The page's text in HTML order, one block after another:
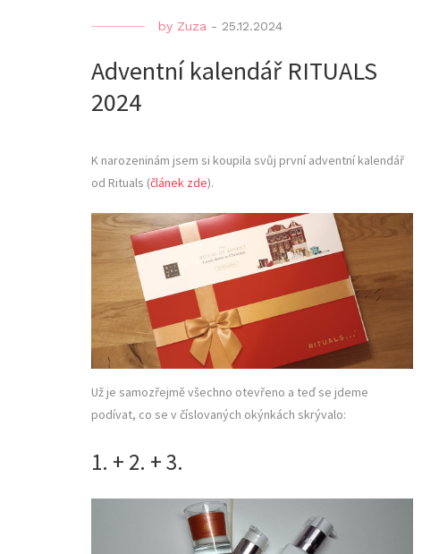
by Zuza - 25.12.2024
Adventní kalendář RITUALS
2024
K narozeninám jsem si koupila svůj první adventní kalendář
od Rituals (článek zde).
Už je samozřejmě všechno otevřeno a teď se jdeme
podívat, co se v číslovaných okýnkách skrývalo:
1. + 2. + 3.